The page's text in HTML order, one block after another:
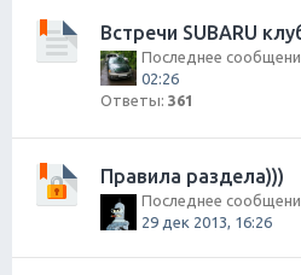
Встречи SUBARU
Последнее
02:26
Ответы: 361
Правила раздела)))
Последнее
29 дек 2013, 16:26